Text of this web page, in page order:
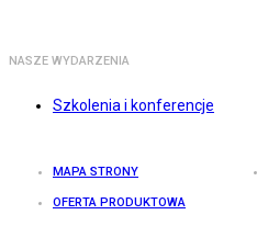
NASZE WYDARZENIA
Szkolenia i konferencje
MAPA STRONY
OFERTA PRODUKTOWA